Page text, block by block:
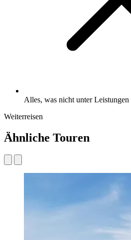
Alles, was nicht unter Leistungen
Weiterreisen
Ähnliche Touren